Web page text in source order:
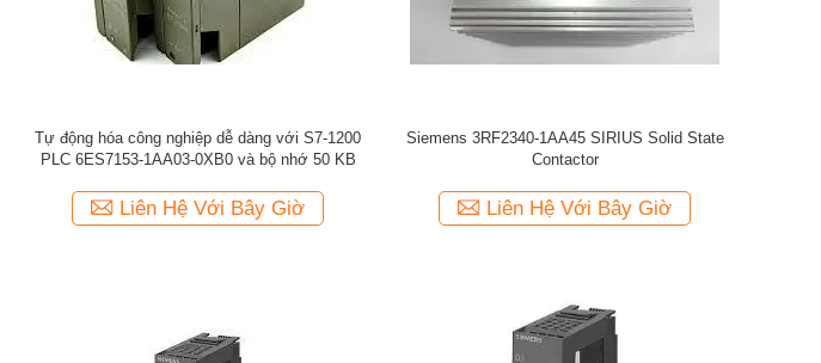
Tự động hóa công nghiệp dễ dàng với S7-1200
PLC 6ES7153-1AA03-0XB0 và bộ nhớ 50 KB
Liên Hệ Với Bây Giờ
Siemens 3RF2340-1AA45 SIRIUS Solid State
Contactor
Liên Hệ Với Bây Giờ